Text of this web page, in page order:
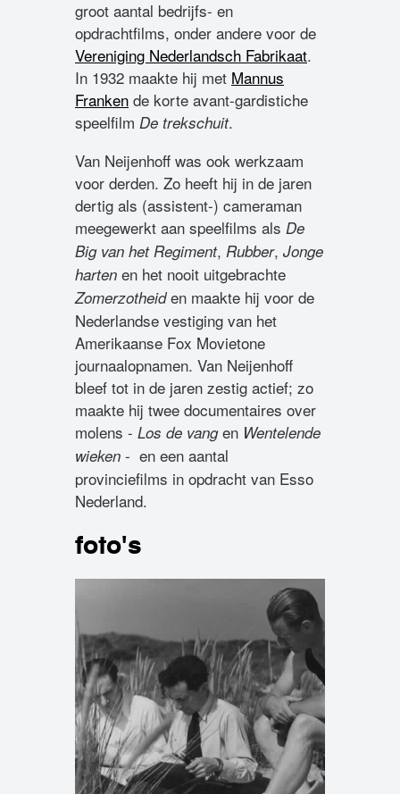
groot aantal bedrijfs- en
opdrachtfilms, onder andere voor de
Vereniging Nederlandsch Fabrikaat.
In 1932 maakte hij met Mannus
Franken de korte avant-gardistiche
speelfilm De trekschuit.
Van Neijenhoff was ook werkzaam
voor derden. Zo heeft hij in de jaren
dertig als (assistent-) cameraman
meegewerkt aan speelfilms als De
Big van het Regiment, Rubber, Jonge
harten en het nooit uitgebrachte
Zomerzotheiden maakte hij voor de
Nederlandse vestiging van het
Amerikaanse Fox Movietone
journaalopnamen. Van Neijenhoff
bleef tot in de jaren zestig actief; zo
maakte hij twee documentaires over
molens - Los de vangen Wentelende
wieken - en een aantal
provinciefilms in opdracht van Esso
Nederland.
foto's